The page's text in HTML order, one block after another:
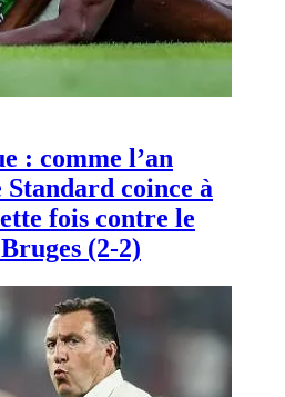
: comme l’an
coince à
fois contre le
(2-2)